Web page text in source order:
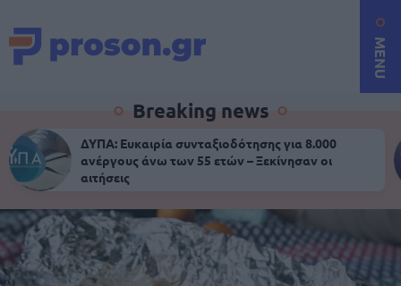
MENU
Breaking news
ΔΥΠΑ: Ευκαιρία συνταξιοδότησης για 8.000
ανέργους άνω των 55 ετών – Ξεκίνησαν οι
αιτήσεις